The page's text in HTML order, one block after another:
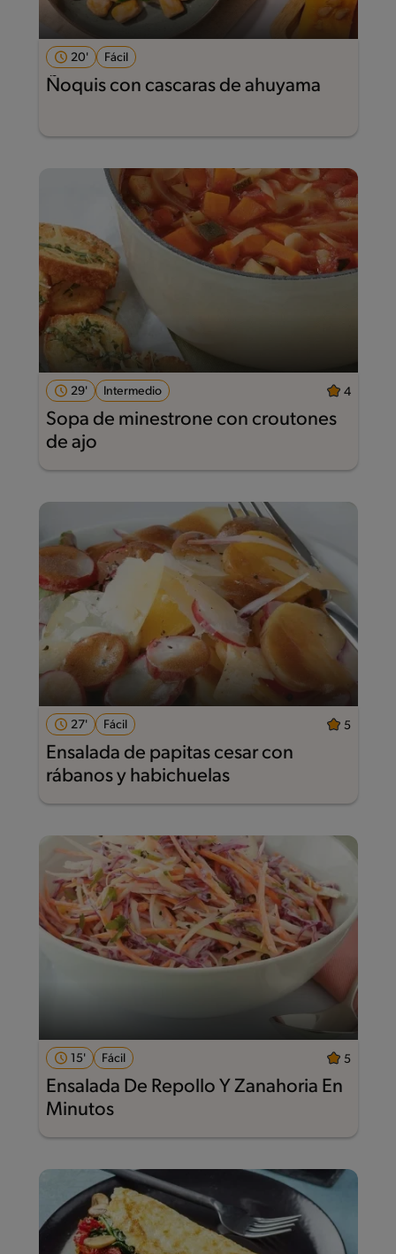
20' Fácil
Ñoquis con cascaras de ahuyama
29' Intermedio 4
Sopa de minestrone con croutones
de ajo
27' Fácil 5
Ensalada de papitas cesar con
rábanos y habichuelas
15' Fácil 5
Ensalada De Repollo Y Zanahoria En
Minutos